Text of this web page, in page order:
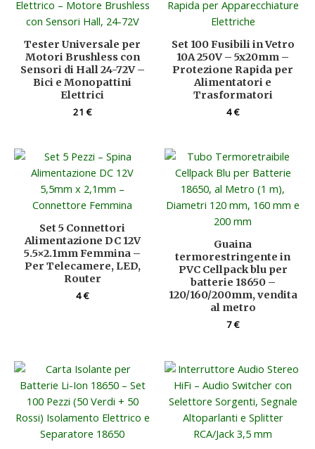
Tester Universale per
Motori Brushless con
Sensori di Hall 24-72V –
Bici e Monopattini
Elettrici
21€
Set 100 Fusibili in Vetro
10A 250V – 5x20mm –
Protezione Rapida per
Alimentatori e
Trasformatori
4€
Set 5 Connettori
Alimentazione DC 12V
5.5×2.1mm Femmina –
Per Telecamere, LED,
Router
4€
Guaina
termorestringente in
PVC Cellpack blu per
batterie 18650 –
120/160/200mm, vendita
al metro
7€